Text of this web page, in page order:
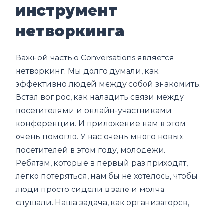
инструмент
нетворкинга
Важной частью Conversations является
нетворкинг. Мы долго думали, как
эффективно людей между собой знакомить.
Встал вопрос, как наладить связи между
посетителями и онлайн-участниками
конференции. И приложение нам в этом
очень помогло. У нас очень много новых
посетителей в этом году, молодёжи.
Ребятам, которые в первый раз приходят,
легко потеряться, нам бы не хотелось, чтобы
люди просто сидели в зале и молча
слушали. Наша задача, как организаторов,